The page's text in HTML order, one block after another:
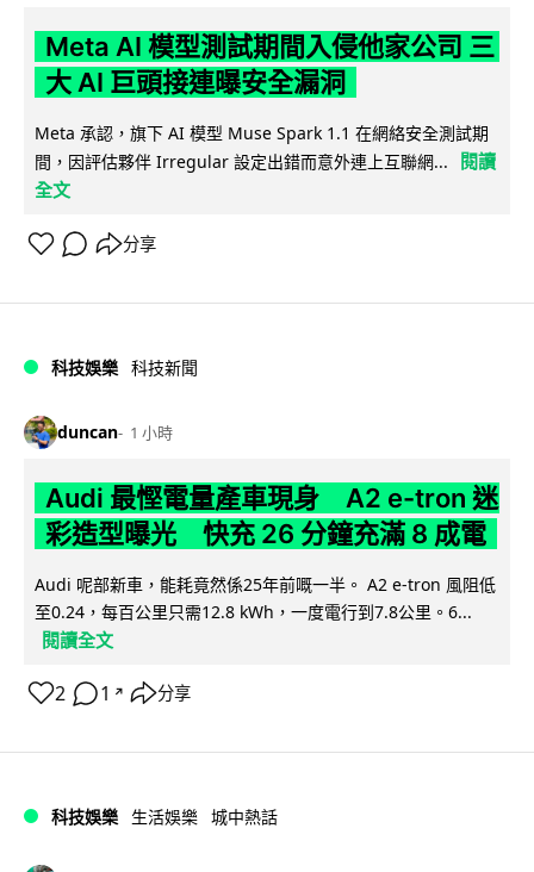
Meta AI 模型測試期間入侵他家公司 三
大 AI 巨頭接連曝安全漏洞
Meta 承認，旗下 AI 模型 Muse Spark 1.1 在網絡安全測試期
間，因評估夥伴 Irregular 設定出錯而意外連上互聯網...
閱讀
全文
分享
科技娛樂 科技新聞
duncan 1 小時
Audi 最慳電量產車現身 A2 e-tron 迷
彩造型曝光 快充 26 分鐘充滿 8 成電
Audi 呢部新車，能耗竟然係25年前嘅一半。 A2 e-tron 風阻低
至0.24，每百公里只需12.8 kWh，一度電行到7.8公里。6...
閱讀全文
2 1 ↗ 分享
科技娛樂 生活娛樂 城中熱話